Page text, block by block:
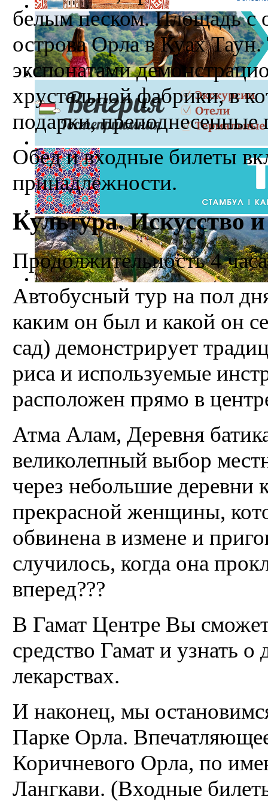
белым песком. Площадь с
острова Орла в Куах
экспонатами
хрустальной фабрики, в
подарки,
Oбед и входные билеты
принадлежности.
Культура, Искусство
Продолжительность 4 часа
Автобусный тур на пол
каким он был и какой он
сад) демонстрирует
риса и используемые
расположен прямо в
Атма Алам, Деревня
великолепный выбор
через небольшие
прекрасной женщины,
обвинена в измене и
случилось, когда она
вперед???
В Гамат Центре Вы
средство Гамат и узнать
лекарствах.
И наконец, мы
Парке Орла.
Коричневого Орла, по
Лангкави. (Входные